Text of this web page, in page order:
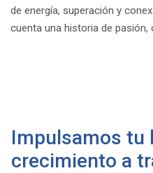
de energía, superación y
cuenta una historia de
Impulsamos tu
crecimiento a